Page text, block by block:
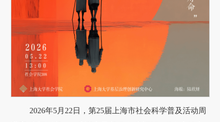
2026年5月22日，第25届上海市社会科学普及活动周